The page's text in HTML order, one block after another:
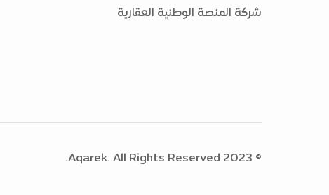
شركة المنصة الوطنية العقارية
© 2023 Aqarek. All Rights Reserved.